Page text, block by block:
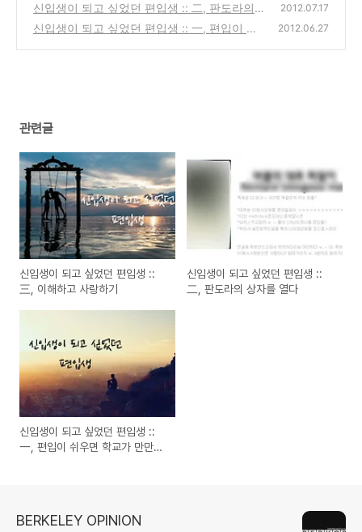
사랑하기
(0)
신입생이 되고 싶었던 편입생 :: 二, 판도라의
상자를 열다
(0)
2012.07.17
신입생이 되고 싶었던 편입생 :: 一, 편입이 쉬
2012.06.27
관련글
신입생이 되고 싶었던 편입생 ::
三, 이해하고 사랑하기
신입생이 되고 싶었던 편입생 ::
二, 판도라의 상자를 열다
신입생이 되고 싶었던 편입생 ::
一, 편입이 쉬우면 학교가 만만
BERKELEY OPINION